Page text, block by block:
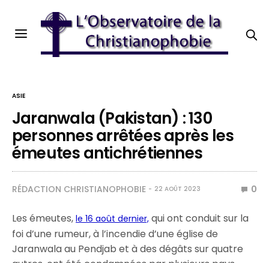
ASIE
Jaranwala (Pakistan) : 130
personnes arrêtées après les
émeutes antichrétiennes
RÉDACTION CHRISTIANOPHOBIE 22 AOÛT 2023 0
Les émeutes,le 16 août dernier, qui ont conduit sur la
foi d’une rumeur, à l’incendie d’une église de
Jaranwala au Pendjab et à des dégâts sur quatre